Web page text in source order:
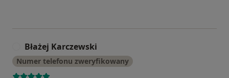
Błażej Karczewski
Numer telefonu zweryfikowany